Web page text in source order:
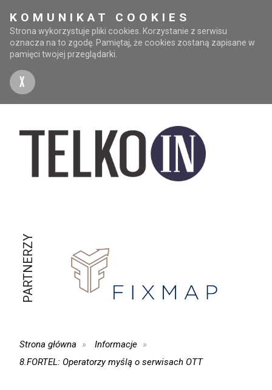
KOMUNIKAT COOKIES
Strona wykorzystuje pliki cookies. Korzystanie z serwisu
oznacza na to zgodę. Pamiętaj, że cookies zostaną zapisane w
pamięci twojej przeglądarki.
X
PARTNERZY
Strona główna
Informacje
8.FORTEL: Operatorzy myślą o serwisach OTT